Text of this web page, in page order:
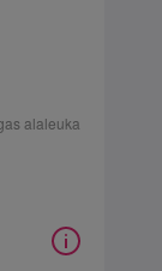
alaleuka